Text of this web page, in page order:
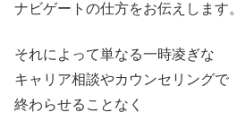
ナビゲートの仕方をお伝えします。
それによって単なる一時凌ぎな
キャリア相談やカウンセリングで
終わらせることなく